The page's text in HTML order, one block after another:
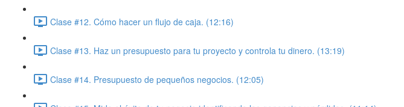
Clase #12. Cómo hacer un flujo de caja. (12:16)
Clase #13. Haz un presupuesto para tu proyecto y controla tu dinero. (13:19)
Clase #14. Presupuesto de pequeños negocios. (12:05)